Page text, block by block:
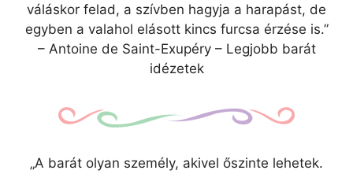
váláskor felad, a szívben hagyja a harapást, de
egyben a valahol elásott kincs furcsa érzése is.”
– Antoine de Saint-Exupéry – Legjobb barát
idézetek
„A barát olyan személy, akivel őszinte lehetek.